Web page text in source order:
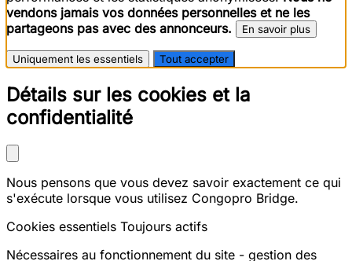
vendons jamais vos données personnelles et ne les
partageons pas avec des annonceurs.
En savoir plus
Uniquement les essentiels Tout accepter
Détails sur les cookies et la
confidentialité
Nous pensons que vous devez savoir exactement ce qui
s'exécute lorsque vous utilisez Congopro Bridge.
Cookies essentiels Toujours actifs
Nécessaires au fonctionnement du site - gestion des